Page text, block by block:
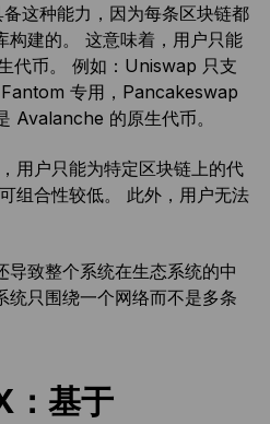
这种能力，因为每条区块链都
构建的。 这意味着，用户只能
代币。 例如：Uniswap 只支
专用，Pancakeswap
Avalanche 的原生代币。
用户只能为特定区块链上的代
组合性较低。 此外，用户无法
导致整个系统在生态系统的中
统只围绕一个网络而不是多条
：基于